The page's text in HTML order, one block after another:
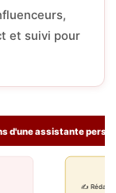
et suivi pour
d'une assistante
✍️